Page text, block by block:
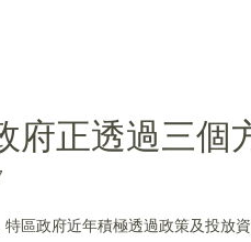
府正透過三個
區政府近年積極透過政策及投放